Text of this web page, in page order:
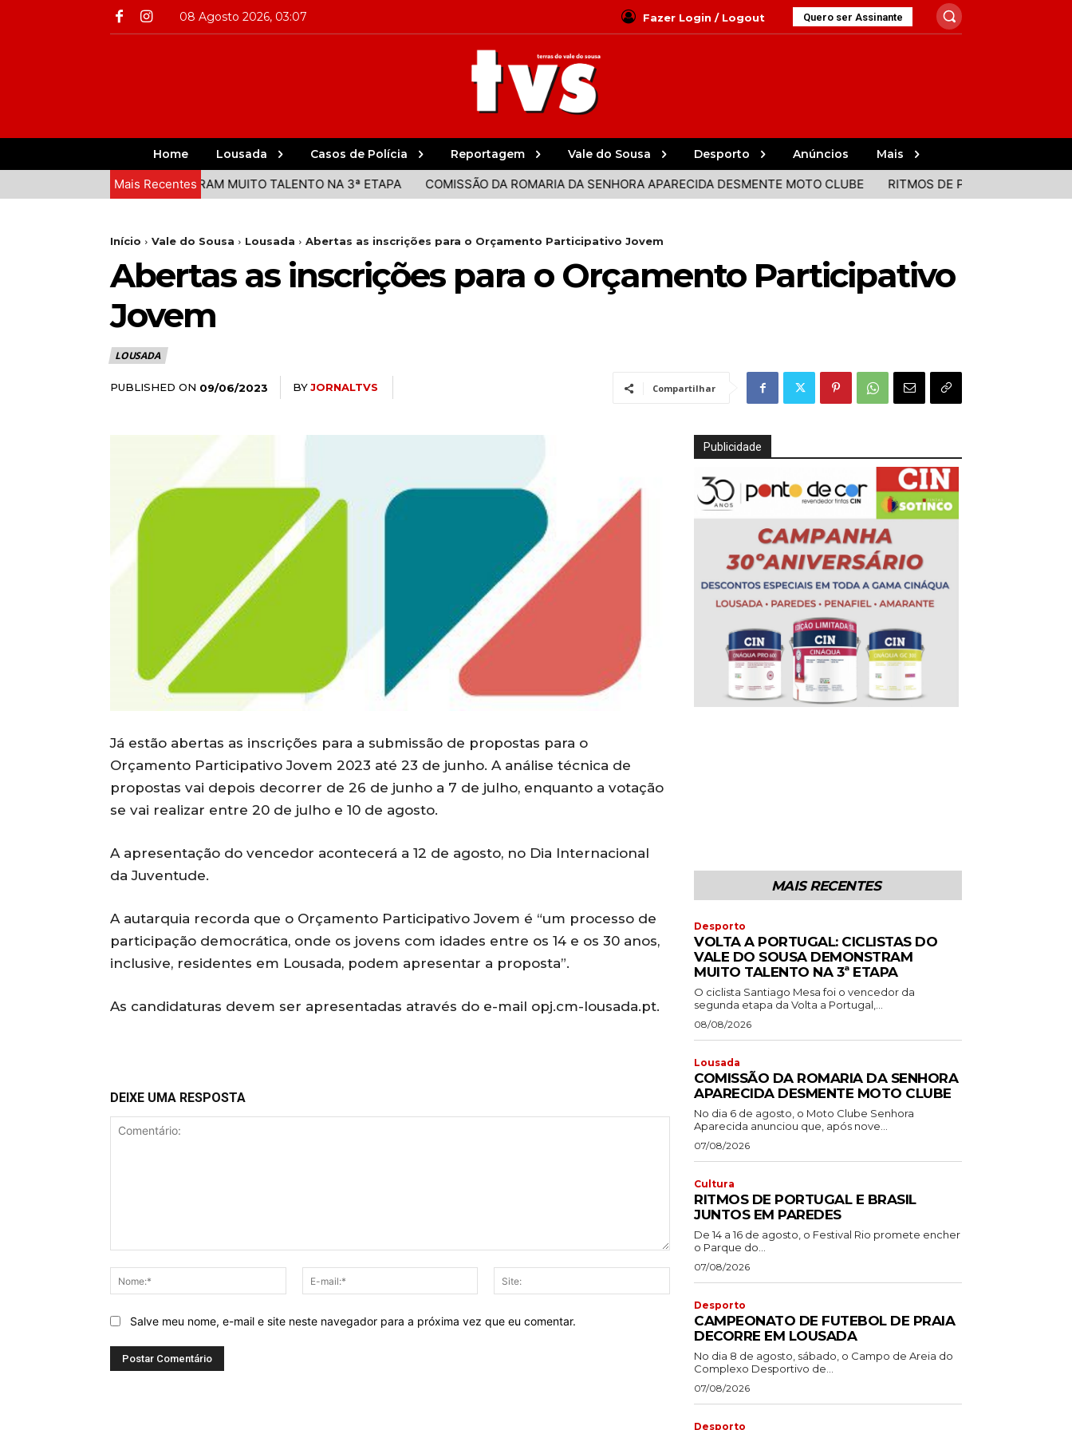
08 Agosto 2026, 03:07 Fazer Login / Logout Quero ser Assinante
Home Lousada Casos de Polícia Reportagem Vale do Sousa Desporto Anúncios Mais
Mais Recentes
DO SOUSA DEMONSTRAM MUITO TALENTO NA 3ª ETAPA COMISSÃO DA ROMARIA DA SENHORA APARECIDA DESMENTE MOTO CLUBE RITMOS DE PORTUGAL E BRASIL
Início Vale do Sousa Lousada Abertas as inscrições para o Orçamento Participativo Jovem
Abertas as inscrições para o Orçamento Participativo
Jovem
LOUSADA
PUBLISHED ON 09/06/2023 BYJORNALTVS Compartilhar
Já estão abertas as inscrições para a submissão de propostas para o
Orçamento Participativo Jovem 2023 até 23 de junho. A análise técnica de
propostas vai depois decorrer de 26 de junho a 7 de julho, enquanto a votação
se vai realizar entre 20 de julho e 10 de agosto.
A apresentação do vencedor acontecerá a 12 de agosto, no Dia Internacional
da Juventude.
A autarquia recorda que o Orçamento Participativo Jovem é “um processo de
participação democrática, onde os jovens com idades entre os 14 e os 30 anos,
inclusive, residentes em Lousada, podem apresentar a proposta”.
As candidaturas devem ser apresentadas através do e-mail opj.cm-lousada.pt.
DEIXE UMA RESPOSTA
Nome:*
mail:*
Salve meu nome, e-mail e site neste navegador para a próxima vez que eu comentar.
Publicidade
MAIS RECENTES
Desporto
VOLTA A PORTUGAL: CICLISTAS DO
VALE DO SOUSA DEMONSTRAM
MUITO TALENTO NA 3ª ETAPA
O ciclista Santiago Mesa foi o vencedor da
segunda etapa da Volta a Portugal,...
08/08/2026
Lousada
COMISSÃO DA ROMARIA DA SENHORA
APARECIDA DESMENTE MOTO CLUBE
No dia 6 de agosto, o Moto Clube Senhora
Aparecida anunciou que, após nove...
07/08/2026
Cultura
RITMOS DE PORTUGAL E BRASIL
JUNTOS EM PAREDES
De 14 a 16 de agosto, o Festival Rio promete encher
o Parque do...
07/08/2026
Desporto
CAMPEONATO DE FUTEBOL DE PRAIA
DECORRE EM LOUSADA
No dia 8 de agosto, sábado, o Campo de Areia do
Complexo Desportivo de...
07/08/2026
Desporto